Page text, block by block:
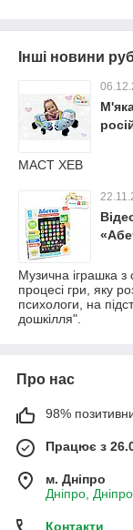
Інші новини
МАСТ ХЕВ
Музична іграшка з
процесі гри, яку
психологи, на
дошкілля".
Про нас
98%
Працює з
м. Дніпро
Дніпро,
Контакти